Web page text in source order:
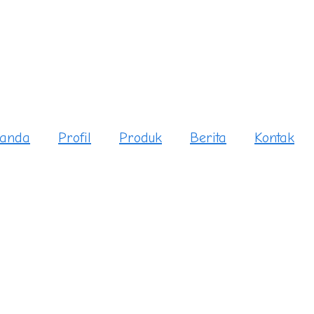
Profil Produk Berita Kontak